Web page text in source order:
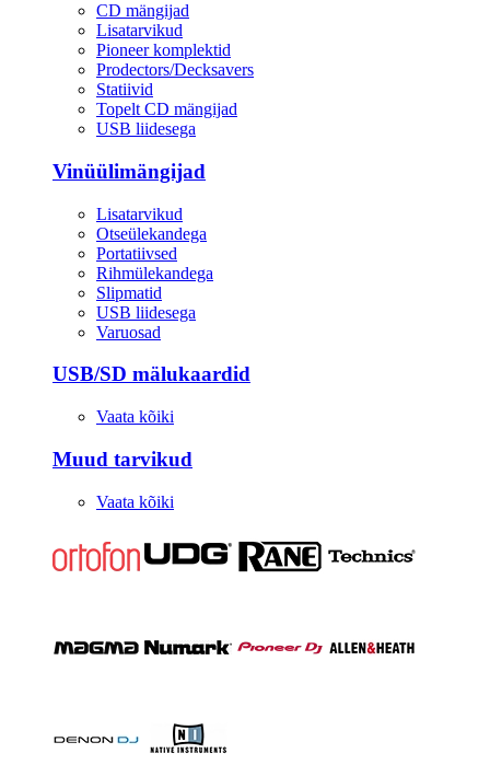
CD mängijad
Lisatarvikud
Pioneer komplektid
Prodectors/Decksavers
Statiivid
Topelt CD mängijad
USB liidesega
Vinüülimängijad
Lisatarvikud
Otseülekandega
Portatiivsed
Rihmülekandega
Slipmatid
USB liidesega
Varuosad
USB/SD mälukaardid
Vaata kõiki
Muud tarvikud
Vaata kõiki